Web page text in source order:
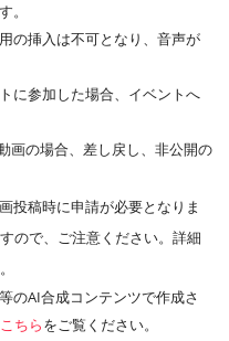
。
の挿入は不可となり、音声が
に参加した場合、イベントへ
画の場合、差し戻し、非公開の
投稿時に申請が必要となりま
ので、ご注意ください。詳細
のAI合成コンテンツで作成さ
こちらをご覧ください。